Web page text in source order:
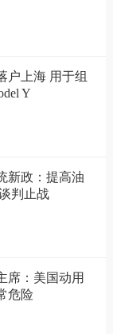
户上海 用于组
Y
新政：提高油
判止战
席：美国动用
危险